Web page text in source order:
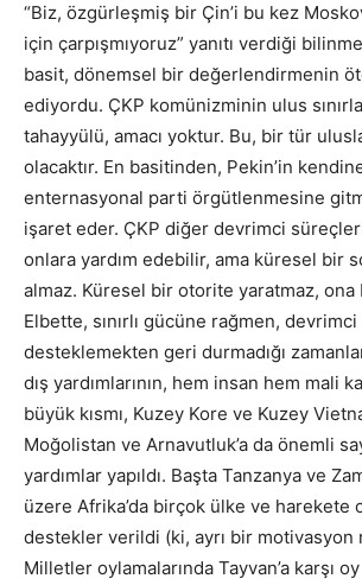
“Biz, özgürleşmiş bir Çin’i bu kez
için çarpışmıyoruz” yanıtı verdiği
basit, dönemsel bir değerlendirmenin
ediyordu. ÇKP komünizminin ulus
tahayyülü, amacı yoktur. Bu, bir tür
olacaktır. En basitinden, Pekin’in
enternasyonal parti örgütlenmesine
işaret eder. ÇKP diğer devrimci
onlara yardım edebilir, ama küresel bir
almaz. Küresel bir otorite yaratmaz, ona
Elbette, sınırlı gücüne rağmen,
desteklemekten geri durmadığı
dış yardımlarının, hem insan hem mali
büyük kısmı, Kuzey Kore ve Kuzey
Moğolistan ve Arnavutluk’a da önemli
yardımlar yapıldı. Başta Tanzanya ve
üzere Afrika’da birçok ülke ve harekete
destekler verildi (ki, ayrı bir motivasyon
Milletler oylamalarında Tayvan’a karşı